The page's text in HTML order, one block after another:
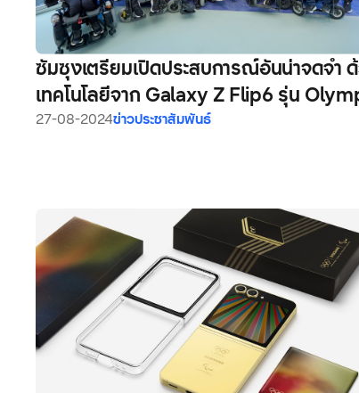
ซัมซุงเตรียมเปิดประสบการณ์อันน่าจดจำ
เทคโนโลยีจาก Galaxy Z Flip6 รุ่น
Edition ในงานกีฬาพาราลิมปิกเกมส์ ปารีส
27-08-2024ข่าวประชาสัมพันธ์